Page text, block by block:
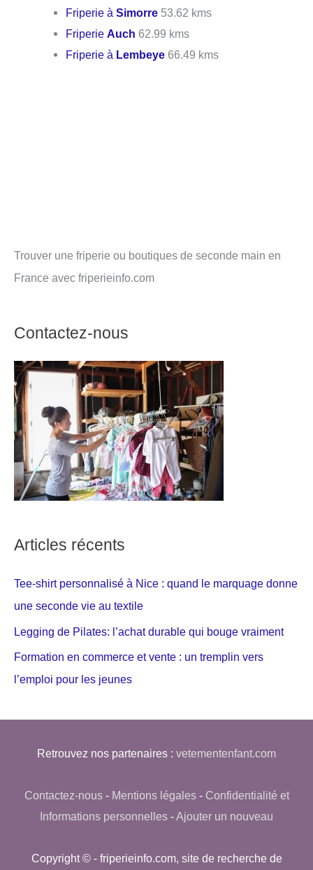
Friperie àSimorre 53.62 kms
Friperie Auch 62.99 kms
Friperie à Lembeye 66.49 kms
Trouver une friperie ou boutiques de seconde main en
France avec friperieinfo.com
Contactez-nous
Articles récents
Tee-shirt personnalisé à Nice : quand le marquage donne
une seconde vie au textile
Legging de Pilates: l’achat durable qui bouge vraiment
Formation en commerce et vente : un tremplin vers
l’emploi pour les jeunes
Retrouvez nos partenaires : vetementenfant.com
Contactez-nous- Mentions légales- Confidentialité et
Informations personnelles - Ajouter un nouveau
Copyright © - friperieinfo.com, site de recherche de